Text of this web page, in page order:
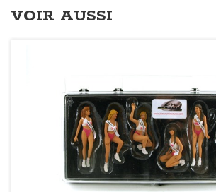
VOIR AUSSI